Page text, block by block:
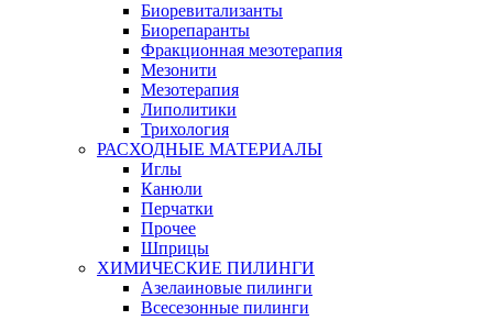
Биоревитализанты
Биорепаранты
Фракционная мезотерапия
Мезонити
Мезотерапия
Липолитики
Трихология
РАСХОДНЫЕ МАТЕРИАЛЫ
Иглы
Канюли
Перчатки
Прочее
Шприцы
ХИМИЧЕСКИЕ ПИЛИНГИ
Азелаиновые пилинги
Всесезонные пилинги